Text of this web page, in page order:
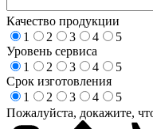
Качество продукции
1
2 3 4
5
Уровень сервиса
1
2 3 4
5
Срок изготовления
1
2 3 4
5
Пожалуйста, докажите,